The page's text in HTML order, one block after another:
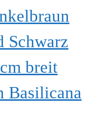
Schwarz
breit
Basilicana